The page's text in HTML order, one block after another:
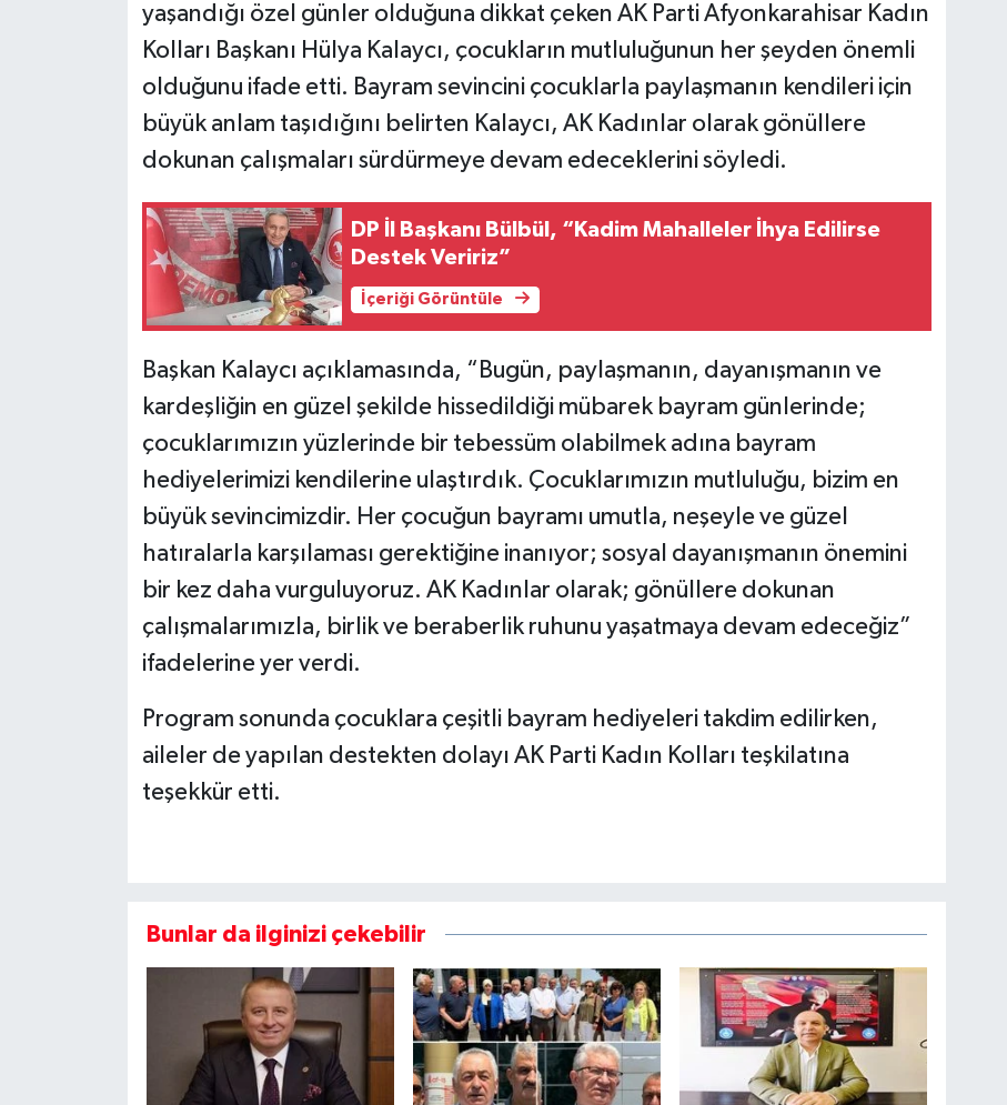
yaşandığı özel günler olduğuna dikkat çeken AK Parti Afyonkarahisar Kadın
Kolları Başkanı Hülya Kalaycı, çocukların mutluluğunun her şeyden önemli
olduğunu ifade etti. Bayram sevincini çocuklarla paylaşmanın kendileri için
büyük anlam taşıdığını belirten Kalaycı, AK Kadınlar olarak gönüllere
dokunan çalışmaları sürdürmeye devam edeceklerini söyledi.
DP İl Başkanı Bülbül, “Kadim Mahalleler İhya Edilirse
Destek Veririz”
İçeriği Görüntüle
Başkan Kalaycı açıklamasında, “Bugün, paylaşmanın, dayanışmanın ve
kardeşliğin en güzel şekilde hissedildiği mübarek bayram günlerinde;
çocuklarımızın yüzlerinde bir tebessüm olabilmek adına bayram
hediyelerimizi kendilerine ulaştırdık. Çocuklarımızın mutluluğu, bizim en
büyük sevincimizdir. Her çocuğun bayramı umutla, neşeyle ve güzel
hatıralarla karşılaması gerektiğine inanıyor; sosyal dayanışmanın önemini
bir kez daha vurguluyoruz. AK Kadınlar olarak; gönüllere dokunan
çalışmalarımızla, birlik ve beraberlik ruhunu yaşatmaya devam edeceğiz”
ifadelerine yer verdi.
Program sonunda çocuklara çeşitli bayram hediyeleri takdim edilirken,
aileler de yapılan destekten dolayı AK Parti Kadın Kolları teşkilatına
teşekkür etti.
Bunlar da ilginizi çekebilir